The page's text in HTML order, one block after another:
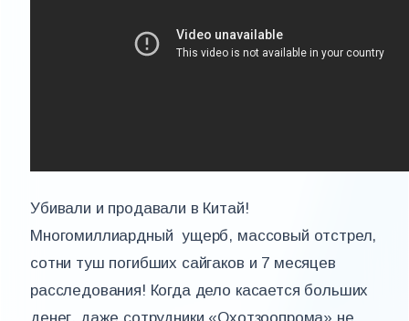
Убивали и продавали в Китай!
Многомиллиардный ущерб, массовый отстрел,
сотни туш погибших сайгаков и 7 месяцев
расследования! Когда дело касается больших